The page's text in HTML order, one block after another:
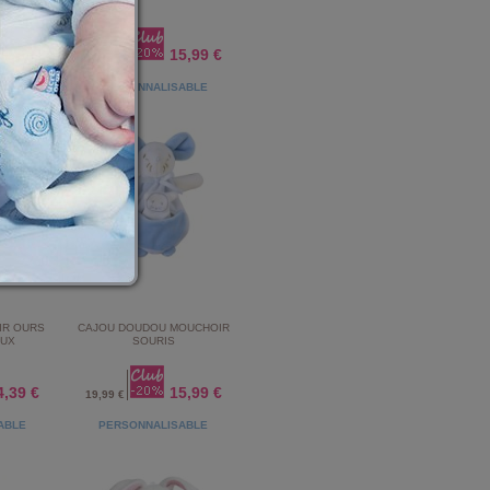
€ 15,99 €
OURS
€
CAJOU DOUDOU MOUCHOIR
SOURIS
PERSONNALISABLE
19,99 € 15,99 €
PERSONNALISABLE